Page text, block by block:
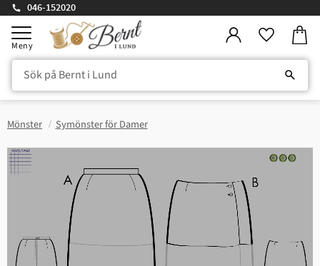
Meny
046-152020
Mönster Symönster för Damer